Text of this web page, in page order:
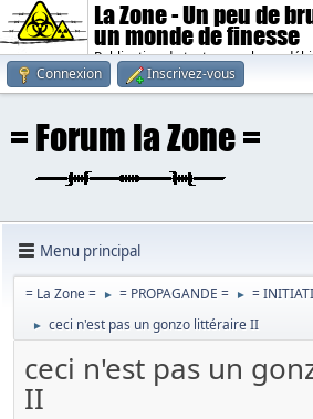
La Zone - Un peu de
un monde de finesse
Publication de textes sombres,
Connexion
Inscrivez-vous
Menu principal
= La Zone = ► = PROPAGANDE = ► =
► ceci n'est pas un gonzo littéraire II
ceci n'est pas un
II